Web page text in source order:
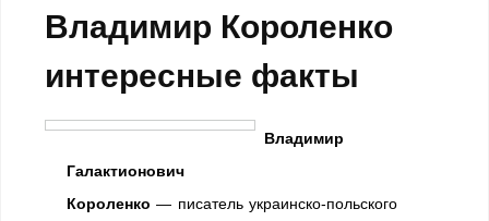
Владимир Короленко
интересные факты
Владимир
Галактионович
Короленко — писатель украинско-польского